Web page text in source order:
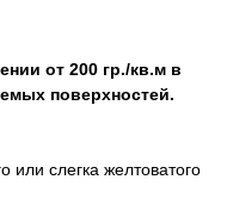
от 200 гр./кв.м в
поверхностей.
или слегка желтоватого